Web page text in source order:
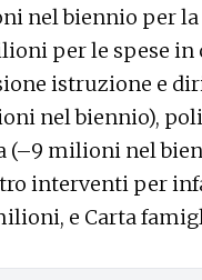
nel biennio per la
per le spese in
istruzione e
nel biennio),
(–9 milioni nel
interventi per
e Carta